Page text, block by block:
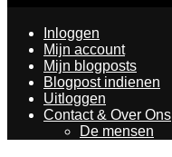
Inloggen
Mijn account
Mijn blogposts
Blogpost indienen
Uitloggen
Contact & Over Ons
De mensen